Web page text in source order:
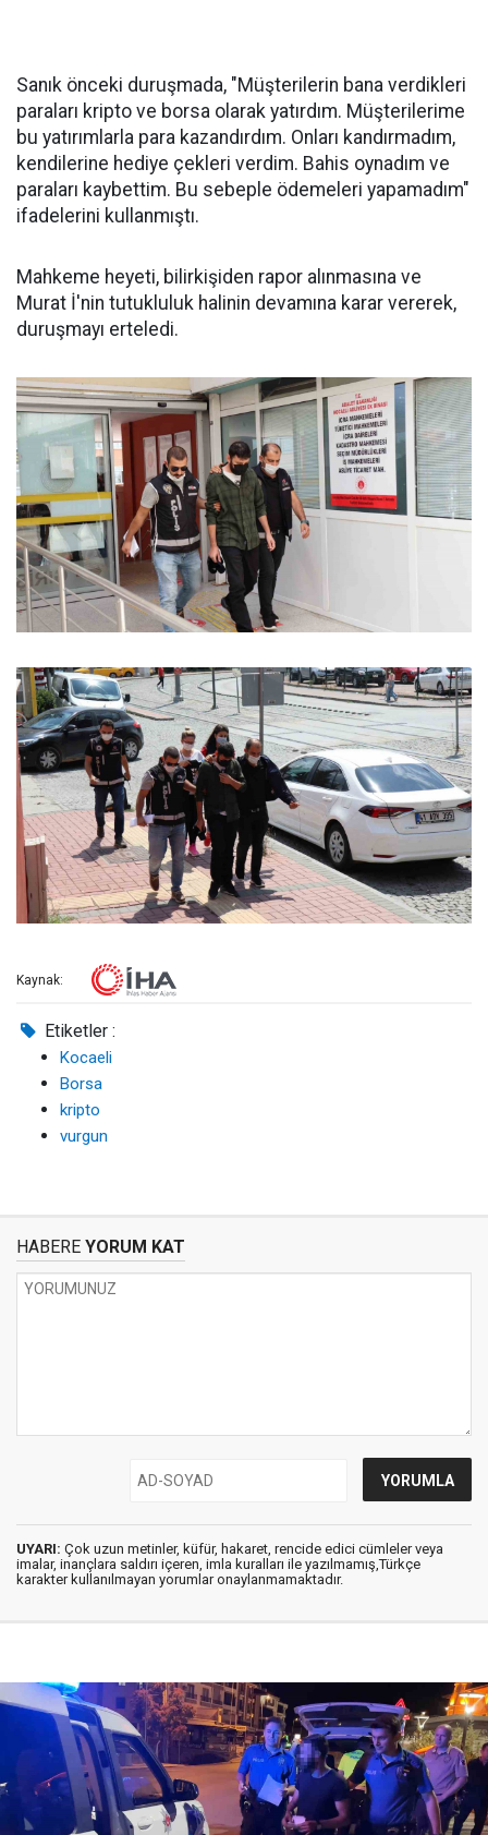
Sanık önceki duruşmada, "Müşterilerin bana verdikleri
paraları kripto ve borsa olarak yatırdım. Müşterilerime
bu yatırımlarla para kazandırdım. Onları kandırmadım,
kendilerine hediye çekleri verdim. Bahis oynadım ve
paraları kaybettim. Bu sebeple ödemeleri yapamadım"
ifadelerini kullanmıştı.
Mahkeme heyeti, bilirkişiden rapor alınmasına ve
Murat İ'nin tutukluluk halinin devamına karar vererek,
duruşmayı erteledi.
Kaynak:
Etiketler :
Kocaeli
Borsa
kripto
vurgun
HABERE YORUM KAT
UYARI: Çok uzun metinler, küfür, hakaret, rencide edici cümleler veya
imalar, inançlara saldırı içeren, imla kuralları ile yazılmamış,Türkçe
karakter kullanılmayan yorumlar onaylanmamaktadır.